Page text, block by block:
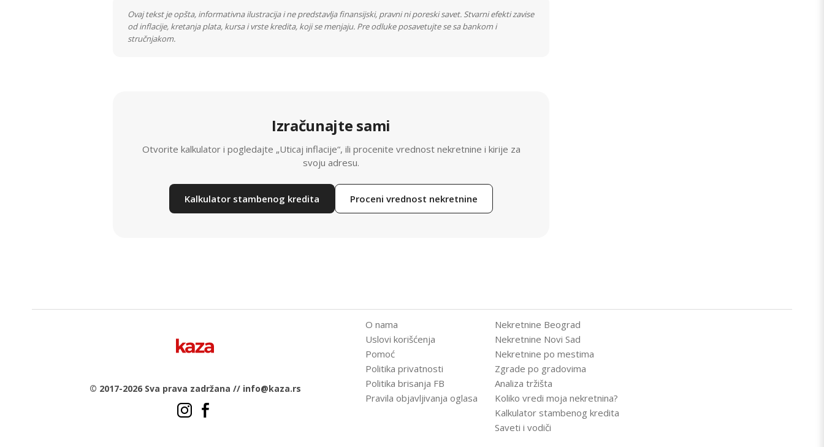
Ovaj tekst je opšta, informativna ilustracija i ne predstavlja finansijski, pravni ni poreski savet. Stvarni efekti zavise
od inflacije, kretanja plata, kursa i vrste kredita, koji se menjaju. Pre odluke posavetujte se sa bankom i
stručnjakom.
Izračunajte sami
Otvorite kalkulator i pogledajte „Uticaj inflacije“, ili procenite vrednost nekretnine i kirije za
svoju adresu.
Kalkulator stambenog kredita Proceni vrednost nekretnine
© 2017-2026 Sva prava zadržana // info@kaza.rs
O nama
Uslovi korišćenja
Pomoć
Politika privatnosti
Politika brisanja FB
Pravila objavljivanja oglasa
Nekretnine Beograd
Nekretnine Novi Sad
Nekretnine po mestima
Zgrade po gradovima
Analiza tržišta
Koliko vredi moja nekretnina?
Kalkulator stambenog kredita
Saveti i vodiči